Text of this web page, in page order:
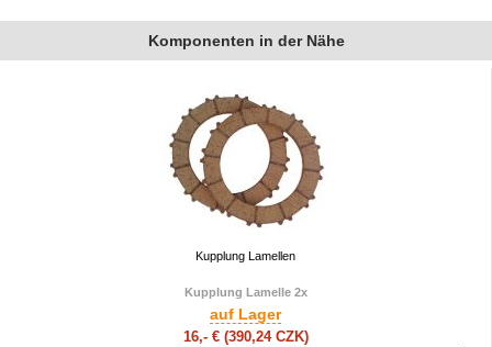
Komponenten in der Nähe
Kupplung Lamellen
Kupplung Lamelle 2x
auf Lager
16,- € (390,24 CZK)